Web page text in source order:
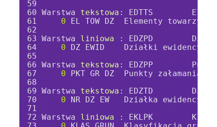
Warstwa tekstowa : EDTTS
0 EL TOW DZ  Elementy
Warstwa liniowa
: EDZPD
0 DZ EWID    Działki ewidencyjne
Warstwa tekstowa : EDZPP
0 PKT GR DZ  Punkty załamania
Warstwa tekstowa : EDZTD
0 NR DZ EW   Działka ewidencyjna
Warstwa liniowa
: EKLPK